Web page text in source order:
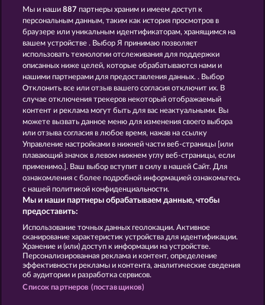
40 Sevens Royal Seven
Fruit Mania RHFP 5 Ember Wilds
Правила КОНФИДЕНЦИАЛЬНОСТЬ
О компании Компания
Отправить Запрос об Отказе
Мы и наши887 партнеры храним и имеем доступ к
персональным данным, таким как история просмотров в
браузере или уникальным идентификаторам, хранящимся на
вашем устройстве . Выбор Я принимаю позволяет
использовать технологии отслеживания для поддержки
описанных ниже целей, которые обрабатываются нами и
нашими партнерами для предоставления данных. . Выбор
Отклонить все или отзыв вашего согласия отключит их. В
случае отключения трекеров некоторый отображаемый
контент и реклама могут быть для вас неактуальными. Вы
можете вызвать данное меню для изменения своего выбора
или отзыва согласия в любое время, нажав на ссылку
Управление настройками в нижней части веб-страницы [или
плавающий значок в левом нижнем углу веб-страницы, если
применимо.]. Ваш выбор вступит в силу в нашей Сайт. Для
ознакомления с более подробной информацией ознакомьтесь
с нашей политикой конфиденциальности.
Мы и наши партнеры обрабатываем данные, чтобы
предоставить:
Использование точных данных геолокации. Активное
сканирование характеристик устройства для идентификации.
Хранение и (или) доступ к информации на устройстве.
Персонализированная реклама и контент, определение
эффективности рекламы и контента, аналитические сведения
об аудитории и разработка сервисов.
Список партнеров (поставщиков)